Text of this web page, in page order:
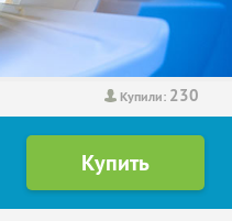
Купили: 230